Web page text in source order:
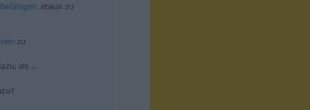
befähigen, etwas zu
sein zu
als …